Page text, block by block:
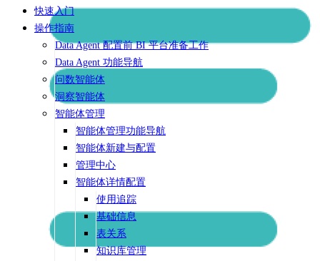
快速入门
操作指南
Data Agent 配置前 BI 平台准备工作
Data Agent 功能导航
问数智能体
洞察智能体
智能体管理
智能体管理功能导航
智能体新建与配置
管理中心
智能体详情配置
使用追踪
基础信息
表关系
知识库管理